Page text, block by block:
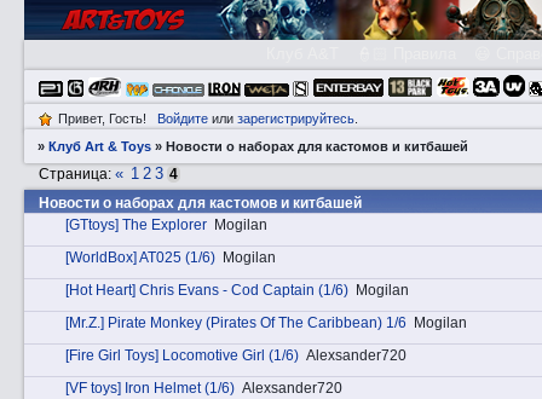
Привет, Гость! Войдитеили зарегистрируйтесь.
»Клуб Art & Toys »Новости о наборах для кастомов и китбашей
Новости о наборах для кастомов и китбашей
Страница:« 1 2 3 4
[GTtoys] The Explorer Mogilan
[WorldBox] AT025 (1/6) Mogilan
[Hot Heart] Chris Evans - Cod Captain (1/6) Mogilan
[Mr.Z.] Pirate Monkey (Pirates Of The Caribbean) 1/6
Mogilan
[Fire Girl Toys] Locomotive Girl (1/6) Alexsander720
[VF toys] Iron Helmet (1/6) Alexsander720